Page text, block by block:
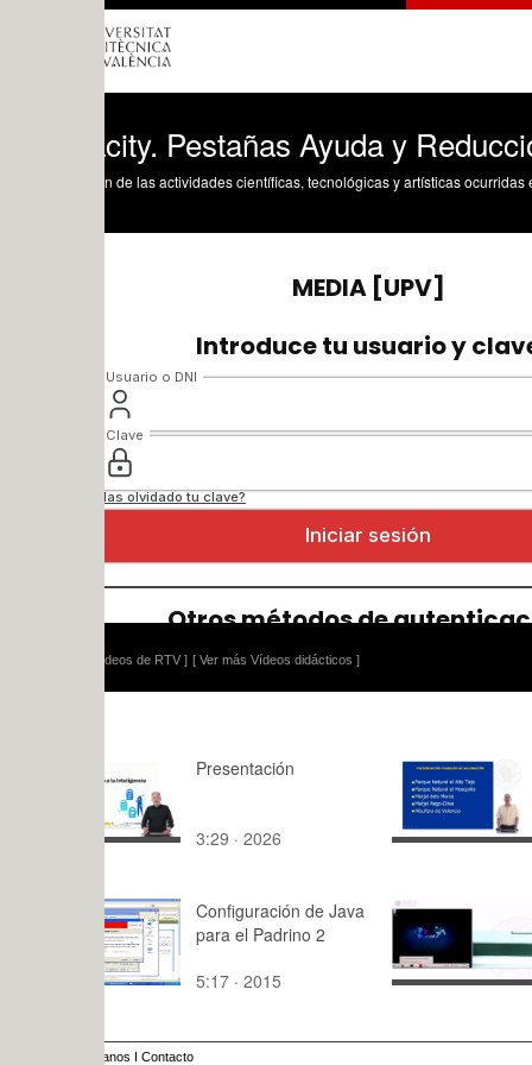
Pestañas Ayuda y Reducción de
de las actividades científicas, tecnológicas y artísticas ocurridas en los tres
[ Ver más Vídeos didácticos ]
3:29 · 2026
de
activos
4:38 · 2010
Configuración de Java
para el Padrino 2
5:17 · 2015
Clase del
107:05 ·